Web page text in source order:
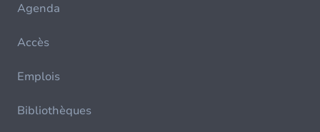
Agenda
Accès
Emplois
Bibliothèques